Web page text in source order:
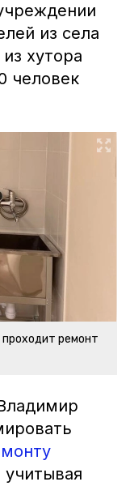
из села
хутора
человек
проходит ремонт
учитывая